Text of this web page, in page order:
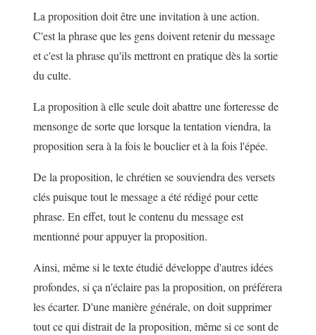
La proposition doit être une invitation à une action.
C'est la phrase que les gens doivent retenir du message
et c'est la phrase qu'ils mettront en pratique dès la sortie
du culte.
La proposition à elle seule doit abattre une forteresse de
mensonge de sorte que lorsque la tentation viendra, la
proposition sera à la fois le bouclier et à la fois l'épée.
De la proposition, le chrétien se souviendra des versets
clés puisque tout le message a été rédigé pour cette
phrase. En effet, tout le contenu du message est
mentionné pour appuyer la proposition.
Ainsi, même si le texte étudié développe d'autres idées
profondes, si ça n'éclaire pas la proposition, on préférera
les écarter. D'une manière générale, on doit supprimer
tout ce qui distrait de la proposition, même si ce sont de